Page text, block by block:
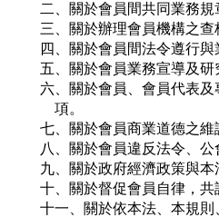
二、關於會員間共同業務
三、關於辦理會員機構之
四、關於會員間法令遵行
五、關於會員業務宣導及
六、關於會員、會員代表
    項。
七、關於會員商業道德之維
八、關於會員違反法令、
九、關於政府經濟政策與
十、關於督促會員自律，
十一、關於依本法、本規